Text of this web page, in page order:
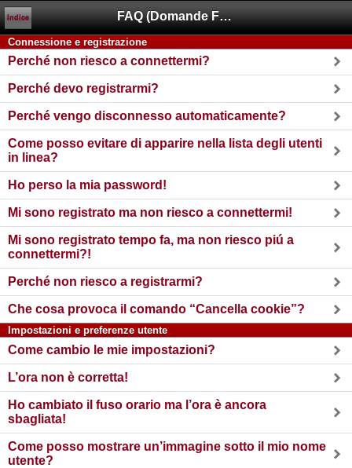
FAQ (Domande Frequenti)
Indice
Connessione e registrazione
Perché non riesco a connettermi?
Perché devo registrarmi?
Perché vengo disconnesso automaticamente?
Come posso evitare di apparire nella lista degli utenti
in linea?
Ho perso la mia password!
Mi sono registrato ma non riesco a connettermi!
Mi sono registrato tempo fa, ma non riesco piú a
connettermi?!
Perché non riesco a registrarmi?
Che cosa provoca il comando “Cancella cookie”?
Impostazioni e preferenze utente
Come cambio le mie impostazioni?
L’ora non è corretta!
Ho cambiato il fuso orario ma l’ora è ancora
sbagliata!
Come posso mostrare un’immagine sotto il mio nome
utente?